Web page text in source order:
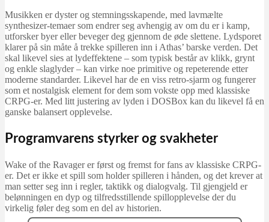
Musikken er dyster og stemningsskapende, med lavmælte
synthesizer-temaer som endrer seg avhengig av om du er i kamp,
utforsker byer eller beveger deg gjennom de øde slettene. Lydsporet
klarer på sin måte å trekke spilleren inn i Athas’ barske verden. Det
skal likevel sies at lydeffektene – som typisk består av klikk, grynt
og enkle slaglyder – kan virke noe primitive og repeterende etter
moderne standarder. Likevel har de en viss retro-sjarm og fungerer
som et nostalgisk element for dem som vokste opp med klassiske
CRPG-er. Med litt justering av lyden i DOSBox kan du likevel få en
ganske balansert opplevelse.
Programvarens styrker og svakheter
Wake of the Ravager er først og fremst for fans av klassiske CRPG-
er. Det er ikke et spill som holder spilleren i hånden, og det krever at
man setter seg inn i regler, taktikk og dialogvalg. Til gjengjeld er
belønningen en dyp og tilfredsstillende spillopplevelse der du
virkelig føler deg som en del av historien.